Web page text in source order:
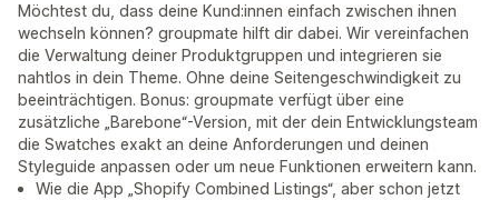
Möchtest du, dass deine Kund:innen einfach zwischen ihnen
wechseln können? groupmate hilft dir dabei. Wir vereinfachen
die Verwaltung deiner Produktgruppen und integrieren sie
nahtlos in dein Theme. Ohne deine Seitengeschwindigkeit zu
beeinträchtigen. Bonus: groupmate verfügt über eine
zusätzliche „Barebone“-Version, mit der dein Entwicklungsteam
die Swatches exakt an deine Anforderungen und deinen
Styleguide anpassen oder um neue Funktionen erweitern kann.
Wie die App „Shopify Combined Listings“, aber schon jetzt